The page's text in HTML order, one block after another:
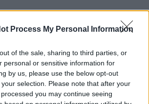
Process My Personal Information
of the sale, sharing to third parties, or
personal or sensitive information for
by us, please use the below opt-out
selection. Please note that after your
you may continue seeing